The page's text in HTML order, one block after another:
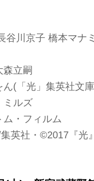
谷川京子 橋本マナ
森立嗣
ん(「光」集英社文
ミルズ
・フィルム
英社・©2017『光